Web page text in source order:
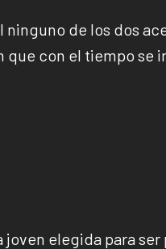
de los dos
que con el tiempo se
joven elegida para ser